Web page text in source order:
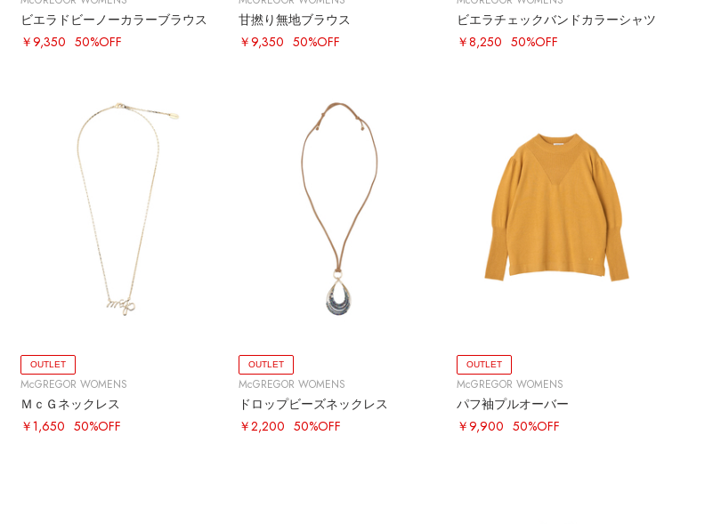
ビエラドビーノーカラーブラウス
￥9,350 50%OFF
甘撚り無地ブラウス
￥9,350 50%OFF
ビエラチェックバンドカラーシャツ
￥8,250 50%OFF
OUTLET
McGREGOR WOMENS
ＭｃＧネックレス
￥1,650 50%OFF
OUTLET
McGREGOR WOMENS
ドロップビーズネックレス
￥2,200 50%OFF
OUTLET
McGREGOR WOMENS
パフ袖プルオーバー
￥9,900 50%OFF